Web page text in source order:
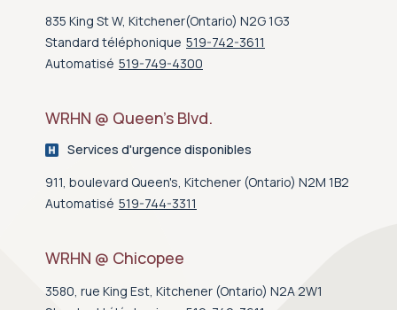
835 King St W, Kitchener(Ontario) N2G 1G3
Standard téléphonique 519-742-3611
Automatisé 519-749-4300
WRHN @ Queen’s Blvd.
Services d'urgence disponibles
911, boulevard Queen's, Kitchener (Ontario) N2M 1B2
Automatisé 519-744-3311
WRHN @ Chicopee
3580, rue King Est, Kitchener (Ontario) N2A 2W1